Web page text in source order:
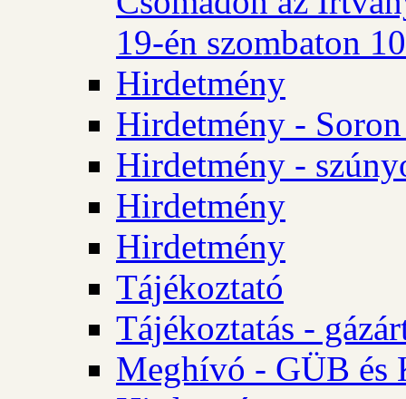
19-én szombaton
Hirdetmény
Hirdetmény -
Hirdetmény -
Hirdetmény
Hirdetmény
Tájékoztató
Tájékoztatás -
Meghívó - GÜB és